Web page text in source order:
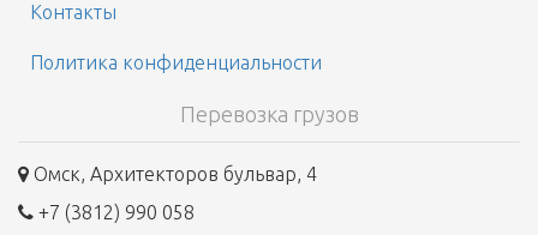
Контакты
Политика конфиденциальности
Перевозка грузов
Омск, Архитекторов бульвар, 4
+7 (3812) 990 058